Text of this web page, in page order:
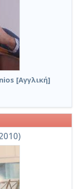
[Αγγλική]